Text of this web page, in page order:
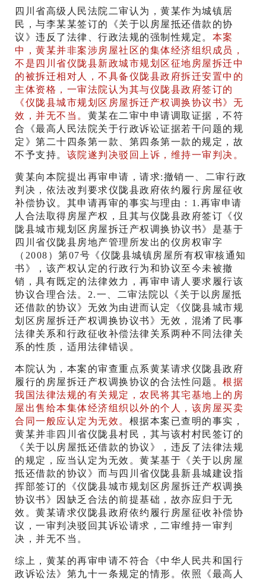
四川省高级人民法院二审认为，黄某作为城镇居
民，与李某某签订的《关于以房屋抵还借款的协
议》违反了法律、行政法规的强制性规定。 本案
中，黄某并非案涉房屋社区的集体经济组织成员，
不是四川省仪陇县新政城市规划区征地房屋拆迁中
的被拆迁相对人，不具备仪陇县政府拆迁安置中的
主体资格，一审法院认为其与仪陇县政府签订的
《仪陇县城市规划区房屋拆迁产权调换协议书》无
效，并无不当。 黄某在二审中申请调取证据，不符
合《最高人民法院关于行政诉讼证据若干问题的规
定》第二十四条第一款、第四条第一款的规定，故
不予支持。 该院遂判决驳回上诉，维持一审判决。
黄某向本院提出再审申请，请求:撤销一、二审行政
判决，依法改判要求仪陇县政府依约履行房屋征收
补偿协议。其申请再审的事实与理由：1.再审申请
人合法取得房屋产权，且其与仪陇县政府签订《仪
陇县城市规划区房屋拆迁产权调换协议书》是基于
四川省仪陇县房地产管理所发出的仪房权审字
（2008）第07号《仪陇县城镇房屋所有权审核通知
书》，该产权认定的行政行为和协议至今未被撤
销，具有既定的法律效力，再审申请人要求履行该
协议合理合法。2.一、二审法院以《关于以房屋抵
还借款的协议》无效为由进而认定《仪陇县城市规
划区房屋拆迁产权调换协议书》无效，混淆了民事
法律关系和行政征收补偿法律关系两种不同法律关
系的性质，适用法律错误。
本院认为，本案的审查重点系黄某请求仪陇县政府
履行的房屋拆迁产权调换协议的合法性问题。 根据
我国法律法规的有关规定，农民将其宅基地上的房
屋出售给本集体经济组织以外的个人，该房屋买卖
合同一般应认定为无效。 根据本案已查明的事实，
黄某并非四川省仪陇县村民，其与该村村民签订的
《关于以房屋抵还借款的协议》，违反了法律法规
的规定，应当认定为无效。黄某基于《关于以房屋
抵还借款的协议》而与四川省仪陇县新县城建设指
挥部签订的《仪陇县城市规划区房屋拆迁产权调换
协议书》因缺乏合法的前提基础，故亦应归于无
效。黄某请求仪陇县政府依约履行房屋征收补偿协
议，一审判决驳回其诉讼请求，二审维持一审判
决，并无不当。
综上，黄某的再审申请不符合《中华人民共和国行
政诉讼法》第九十一条规定的情形。依照《最高人